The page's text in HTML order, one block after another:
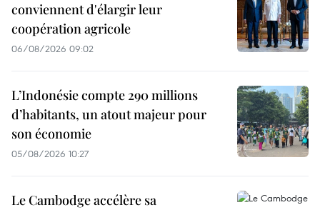
conviennent d'élargir leur
coopération agricole
06/08/2026 09:02
L’Indonésie compte 290 millions
d’habitants, un atout majeur pour
son économie
05/08/2026 10:27
Le Cambodge accélère sa